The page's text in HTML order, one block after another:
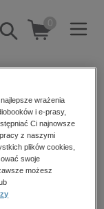
Pokaż/schowaj
wyszukiwarkę
0
wrażenia
i e-prasy,
Ci najnowsze
z naszymi
plików cookies,
swoje
możesz